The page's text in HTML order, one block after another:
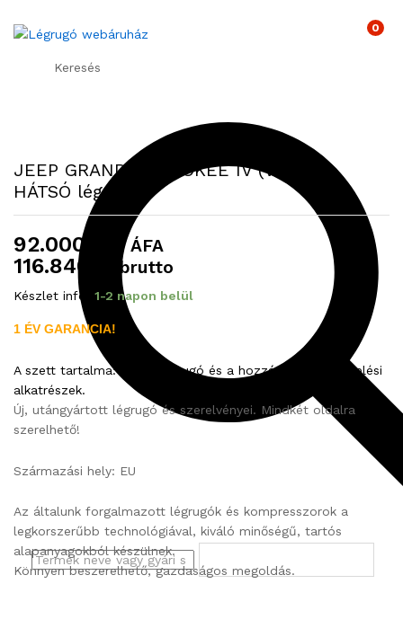
0
Keresés
JEEP GRAND CHEROKEE IV (WK2) –
HÁTSÓ légrugó
92.000 Ft + ÁFA
116.840 Ft brutto
Készlet infó: 1-2 napon belül
1 ÉV GARANCIA!
A szett tartalma: hátsó légrugó és a hozzá tartozó szerelési
alkatrészek.
Új, utángyártott légrugó és szerelvényei. Mindkét oldalra
szerelhető!
Származási hely: EU
Az általunk forgalmazott légrugók és kompresszorok a
legkorszerűbb technológiával, kiváló minőségű, tartós
alapanyagokból készülnek.
Könnyen beszerelhető, gazdaságos megoldás.